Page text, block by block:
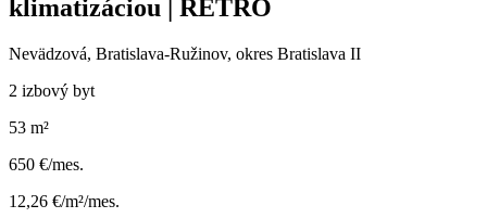
klimatizáciou | RETRO
Nevädzová, Bratislava-Ružinov, okres Bratislava II
2 izbový byt
53 m²
650 €/mes.
12,26 €/m²/mes.